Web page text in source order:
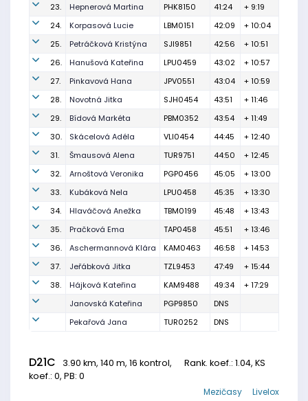
23.
Hepnerová Martina PHK8150 41:24
+ 9:19
24.
Korpasová Lucie LBM0151 42:09
+ 10:04
25.
Petráčková Kristýna SJI9851 42:56
+ 10:51
26.
Hanušová Kateřina LPU0459 43:02
+ 10:57
27.
Pinkavová Hana JPV0551 43:04
+ 10:59
28.
Novotná Jitka SJH0454 43:51
+ 11:46
29.
Bídová Markéta PBM0352 43:54
+ 11:49
30.
Skácelová Adéla VLI0454 44:45
+ 12:40
31.
Šmausová Alena TUR9751 44:50
+ 12:45
32.
Arnoštová Veronika PGP0456 45:05
+ 13:00
33.
Kubáková Nela LPU0458 45:35
+ 13:30
34.
Hlaváčová Anežka TBM0199 45:48
+ 13:43
35.
Pračková Ema TAP0458 45:51
+ 13:46
36.
Aschermannová Klára KAM0463 46:58
+ 14:53
37.
Jeřábková Jitka TZL9453 47:49
+ 15:44
38.
Hájková Kateřina KAM9488 49:34
+ 17:29
Janovská Kateřina
PGP9850
DNS
Pekařová Jana
TUR0252 DNS
D21C 3.90 km, 140 m, 16 kontrol, Rank. koef.: 1.04, KS
koef.: 0, PB: 0
Livelox
Mezičasy